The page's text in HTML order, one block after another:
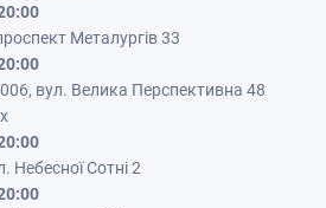
Металургів 33
вул. Велика Перспективна 48
Небесної Сотні 2